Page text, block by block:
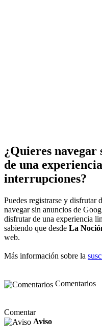
¿Quieres
de una
interrupciones?
Puedes registrarse y disfrutar
navegar sin anuncios de
disfrutar de una experiencia
sabiendo que desde La
web.
Más información sobre la
Comentarios
Comentar
Aviso